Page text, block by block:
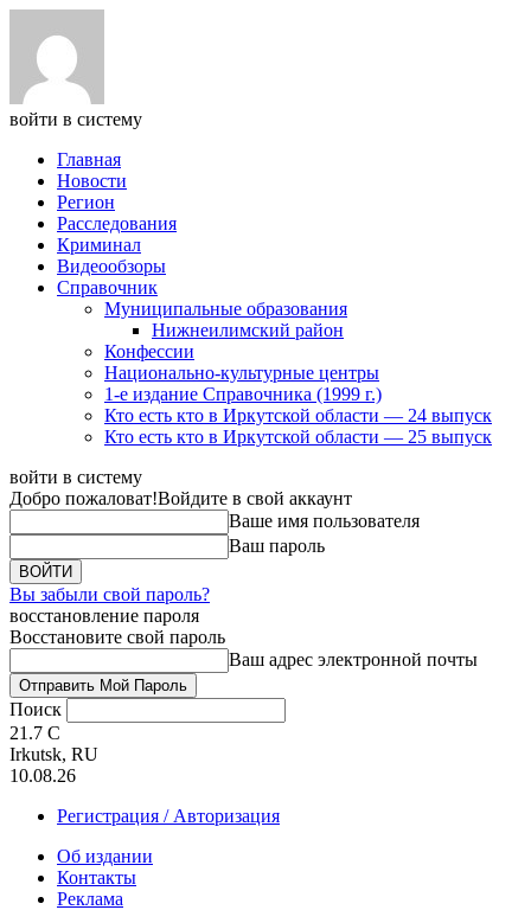
войти в систему
Главная
Новости
Регион
Расследования
Криминал
Видеообзоры
Справочник
Муниципальные образования
Нижнеилимский район
Конфессии
Национально-культурные центры
1-е издание Справочника (1999 г.)
Кто есть кто в Иркутской области — 24 выпуск
Кто есть кто в Иркутской области — 25 выпуск
войти в систему
Добро пожаловат!Войдите в свой аккаунт
Ваше имя пользователя
Ваш пароль
Вы забыли свой пароль?
восстановление пароля
Восстановите свой пароль
Ваш адрес электронной почты
Поиск
21.7 C
Irkutsk, RU
10.08.26
Регистрация / Авторизация
Об издании
Контакты
Реклама